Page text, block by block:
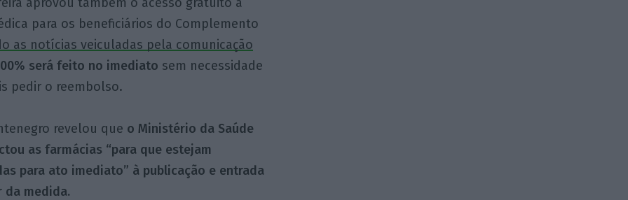
para os beneficiários do Complemento
as notícias veiculadas pela comunicação
será feito no imediato sem necessidade
pedir o reembolso.
revelou que o Ministério da Saúde
as farmácias “para que estejam
para ato imediato” à publicação e entrada
da medida.